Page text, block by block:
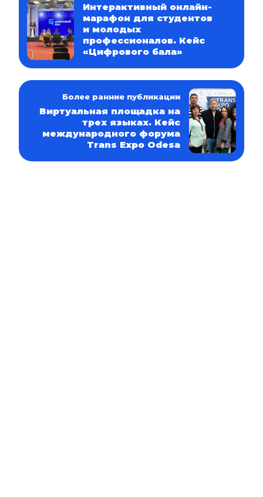
Интерактивный онлайн-
марафон для студентов
и молодых
профессионалов. Кейс
«Цифрового бала»
Более ранние публикации
Виртуальная площадка на
трех языках. Кейс
международного форума
Trans Expo Odesa